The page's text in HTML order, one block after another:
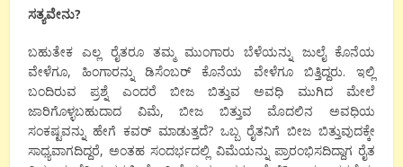
ಸತ್ಯವೇನು?
ಬಹುತೇಕ ಎಲ್ಲ ರೈತರೂ ತಮ್ಮ ಮುಂಗಾರು ಬೆಳೆಯನ್ನು ಜುಲೈ ಕೊನೆಯ
ವೇಳೆಗೂ, ಹಿಂಗಾರನ್ನು ಡಿಸೆಂಬರ್ ಕೊನೆಯ ವೇಳೆಗೂ ಬಿತ್ತಿದ್ದರು. ಇಲ್ಲಿ
ಬಂದಿರುವ ಪ್ರಶ್ನೆ ಎಂದರೆ ಬೀಜ ಬಿತ್ತುವ ಅವಧಿ ಮುಗಿದ ಮೇಲೆ
ಜಾರಿಗೊಳ್ಳಬಹುದಾದ ವಿಮೆ, ಬೀಜ ಬಿತ್ತುವ ಮೊದಲಿನ ಅವಧಿಯ
ಸಂಕಷ್ಟವನ್ನು ಹೇಗೆ ಕವರ್ ಮಾಡುತ್ತದೆ? ಒಬ್ಬ ರೈತನಿಗೆ ಬೀಜ ಬಿತ್ತುವುದಕ್ಕೇ
ಸಾಧ್ಯವಾಗದಿದ್ದರೆ, ಅಂತಹ ಸಂದರ್ಭದಲ್ಲಿ ವಿಮೆಯನ್ನು ಪ್ರಾರಂಭಿಸದಿದ್ದಾಗ ರೈತ